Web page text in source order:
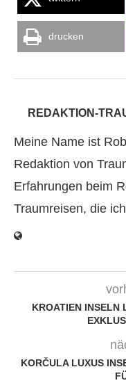
drucken
REDAKTION-
Meine Name ist
Redaktion von
Erfahrungen beim
Traumreisen, die
KROATIEN INSELN
KORČULA LUXUS